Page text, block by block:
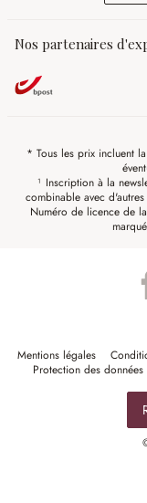
Nos partenaires
* Tous les prix incluent
¹ Inscription à la
combinable avec
Numéro de licence de
Mentions légales
Protection des données